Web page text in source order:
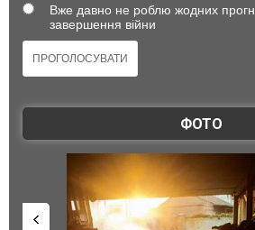
Вже давно не роблю жодних
завершення війни
ФОТО